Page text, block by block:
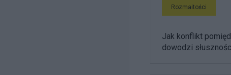
Rozmaitości
Jak konflikt
dowodzi